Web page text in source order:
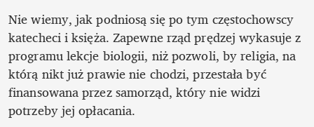
Nie wiemy, jak podniosą się po tym częstochowscy
katecheci i księża. Zapewne rząd prędzej wykasuje z
programu lekcje biologii, niż pozwoli, by religia, na
którą nikt już prawie nie chodzi, przestała być
finansowana przez samorząd, który nie widzi
potrzeby jej opłacania.